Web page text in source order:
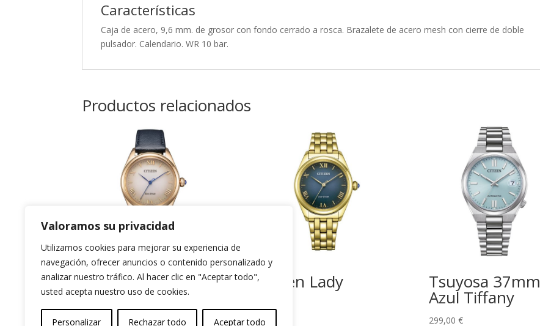
Valoramos su privacidad
Utilizamos cookies para mejorar su experiencia de
navegación, ofrecer anuncios o contenido personalizado y
analizar nuestro tráfico. Al hacer clic en "Aceptar todo",
usted acepta nuestro uso de cookies.
Personalizar Rechazar todo Aceptar todo
Características
Caja de acero, 9,6 mm. de grosor con fondo cerrado a rosca. Brazalete de acero mesh con cierre de doble
pulsador. Calendario. WR 10 bar.
Productos relacionados
Citizen Lady Citizen Lady Tsuyosa 37mm
Azul Tiffany
299,00 €